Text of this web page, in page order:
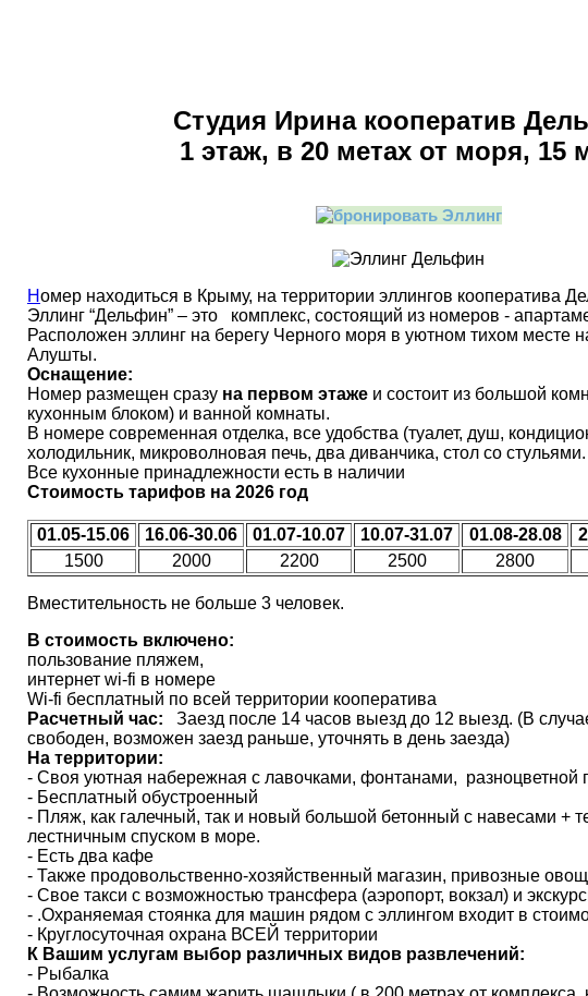
Студия Ирина кооператив
1 этаж, в 20 метах от моря, 15
Номер находиться в Крыму, на территории эллингов кооператива
Эллинг “Дельфин” – это комплекс, состоящий из номеров -
Расположен эллинг на берегу Черного моря в уютном тихом месте
Алушты.
Оснащение:
Номер размещен сразу на первом этаже и состоит из большой
кухонным блоком) и ванной комнаты.
В номере современная отделка, все удобства (туалет, душ,
холодильник, микроволновая печь, два диванчика, стол со стульями.
Все кухонные принадлежности есть в наличии
Стоимость тарифов на 2026 год
01.05-15.06 16.06-30.06 01.07-10.07 10.07-31.07 01.08-28.08
1500
2000 2200 2500 2800
Вместительность не больше 3 человек.
В стоимость включено:
пользование пляжем,
интернет wi-fi в номере
Wi-fi бесплатный по всей территории кооператива
Расчетный час:
Заезд после 14 часов выезд до 12 выезд. (В
свободен, возможен заезд раньше, уточнять в день заезда)
На территории:
- Своя уютная набережная с лавочками, фонтанами, разноцветной
- Бесплатный обустроенный
- Пляж, как галечный, так и новый большой бетонный с навесами +
лестничным спуском в море.
- Есть два кафе
- Также продовольственно-хозяйственный магазин, привозные
- Свое такси с возможностью трансфера (аэропорт, вокзал) и
- .Охраняемая стоянка для машин рядом с эллингом входит в
- Круглосуточная охрана ВСЕЙ территории
К Вашим услугам выбор различных видов развлечений:
- Рыбалка